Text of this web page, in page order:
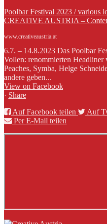
Poolbar Festival 2023 / various
CREATIVE AUSTRIA –
www.creativeaustria.at
6.7. – 14.8.2023 Das Poolbar
Vollen: renommierten
Peaches, Symba, Helge
andere geben...
View on Facebook
· Share
Auf Facebook teilen
Auf
Per E-Mail teilen